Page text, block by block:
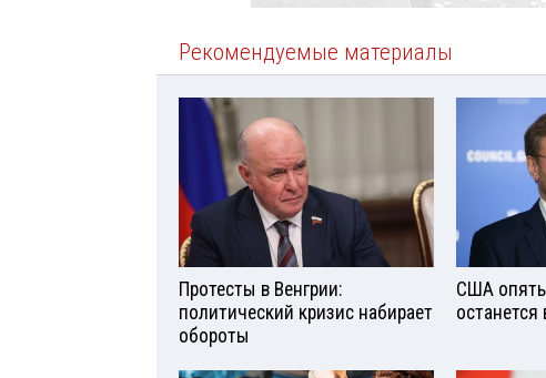
Рекомендуемые материалы
Протесты в Венгрии:
политический кризис набирает
обороты
США опять